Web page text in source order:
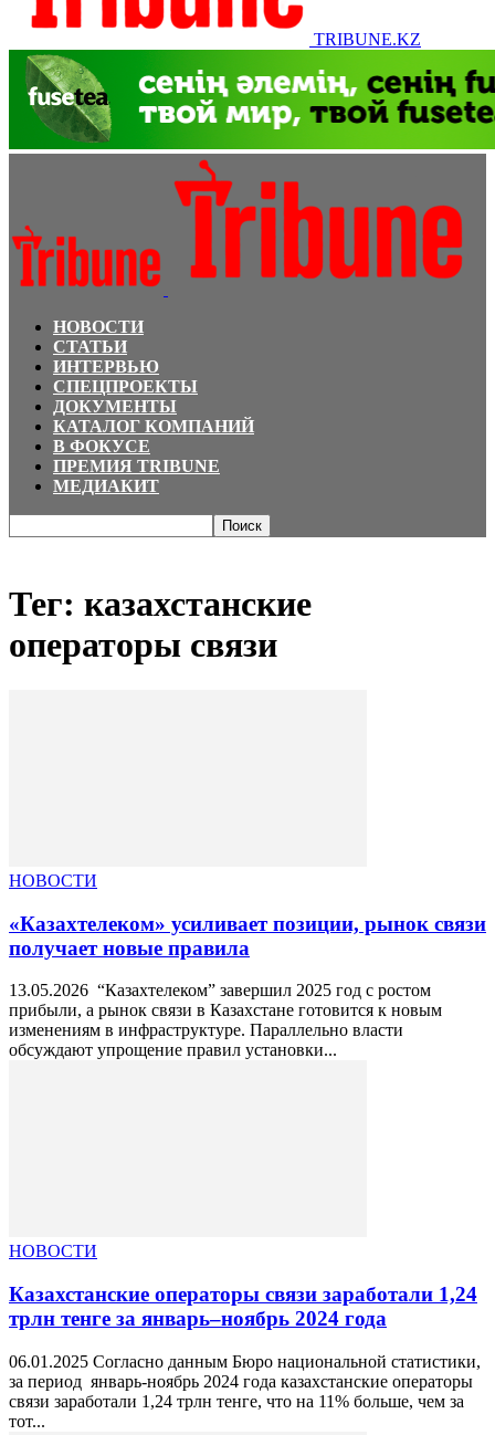
TRIBUNE.KZ
НОВОСТИ
СТАТЬИ
ИНТЕРВЬЮ
СПЕЦПРОЕКТЫ
ДОКУМЕНТЫ
КАТАЛОГ КОМПАНИЙ
В ФОКУСЕ
ПРЕМИЯ TRIBUNE
МЕДИАКИТ
Тег: казахстанские
операторы связи
НОВОСТИ
«Казахтелеком» усиливает позиции, рынок связи
получает новые правила
13.05.2026 “Казахтелеком” завершил 2025 год с ростом
прибыли, а рынок связи в Казахстане готовится к новым
изменениям в инфраструктуре. Параллельно власти
обсуждают упрощение правил установки...
НОВОСТИ
Казахстанские операторы связи заработали 1,24
трлн тенге за январь–ноябрь 2024 года
06.01.2025 Согласно данным Бюро национальной статистики,
за период январь-ноябрь 2024 года казахстанские операторы
связи заработали 1,24 трлн тенге, что на 11% больше, чем за
тот...